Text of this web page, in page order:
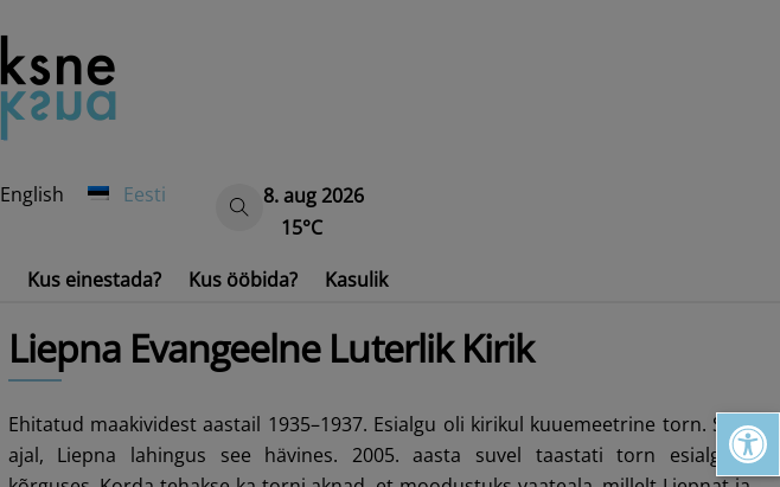
Open toolbar
English Eesti
8. aug 2026
15°C
Kus einestada? Kus ööbida? Kasulik
Liepna Evangeelne Luterlik Kirik
Ehitatud maakividest aastail 1935–1937. Esialgu oli kirikul kuuemeetrine torn. Sõja
ajal, Liepna lahingus see hävines. 2005. aasta suvel taastati torn esialgses